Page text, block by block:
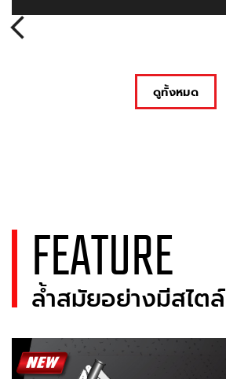
ดูทั้งหมด
FEATURE
ล้ำสมัยอย่างมีสไตล์